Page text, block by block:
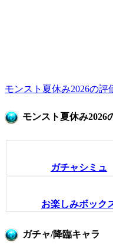
モンスト夏休み2026の評
モンスト夏休み2026
ガチャシミュ
お楽しみボック
ガチャ/降臨キャラ